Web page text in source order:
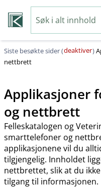
Siste besøkte sider (deaktiver)
nettbrett
Applikasjoner
og nettbrett
Felleskatalogen og
smarttelefoner og
applikasjonene vil du
tilgjengelig. Innholdet
nettbrettet, slik at du
tilgang til informasjonen.